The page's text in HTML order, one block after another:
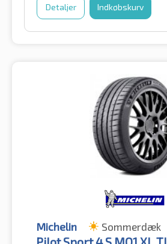
Detaljer Indkøbskurv
Michelin Sommerdæk